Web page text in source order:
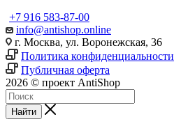
+7 916 583-87-00
info@antishop.online
г. Москва, ул. Воронежская, 36
Политика конфиденциальности
Публичная оферта
2026 © проект AntiShop
Найти